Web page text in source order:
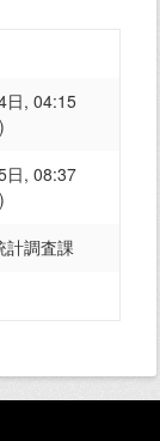
日, 04:15
日, 08:37
計調査課